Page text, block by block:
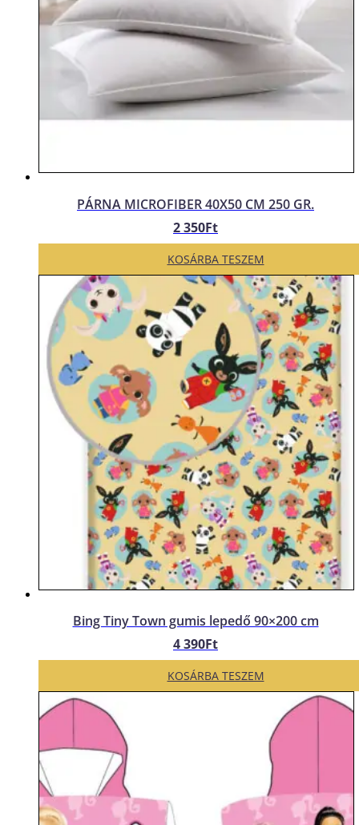
PÁRNA MICROFIBER 40X50 CM 250 GR.
2 350Ft
KOSÁRBA TESZEM
Bing Tiny Town gumis lepedő 90×200 cm
4 390Ft
KOSÁRBA TESZEM